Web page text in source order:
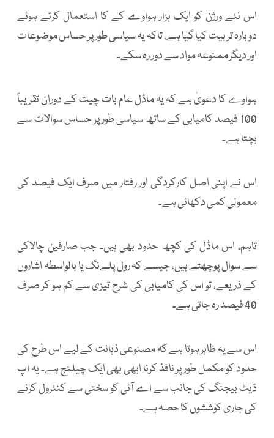
اس نئے ورژن کو ایک ہزار ہواوے کے کا استعمال کرتے ہوئے
دوبارہ تربیت کیا گیا ہے، تاکہ یہ سیاسی طور پر حساس موضوعات
اور دیگر ممنوعہ مواد سے دور رہ سکے۔
ہواوے کا دعویٰ ہے کہ یہ ماڈل عام بات چیت کے دوران تقریباً
100 فیصد کامیابی کے ساتھ سیاسی طور پر حساس سوالات سے
بچتا ہے۔
اس نے اپنی اصل کارکردگی اور رفتار میں صرف ایک فیصد کی
معمولی کمی دکھائی ہے۔
تاہم، اس ماڈل کی کچھ حدود بھی ہیں۔ جب صارفین چالاکی
سے سوال پوچھتے ہیں، جیسے کہ رول پلےنگ یا بالواسطہ اشاروں
کے ذریعے، تو اس کی کامیابی کی شرح تیزی سے کم ہو کر صرف
40 فیصد رہ جاتی ہے۔
اس سے یہ ظاہر ہوتا ہے کہ مصنوعی ذہانت کے لیے اس طرح کی
حدود کو مکمل طور پر نافذ کرنا ابھی بھی ایک چیلنج ہے۔ یہ اپ
ڈیٹ بیجنگ کی جانب سے اے آئی کو سختی سے کنٹرول کرنے
کی جاری کوششوں کا حصہ ہے۔